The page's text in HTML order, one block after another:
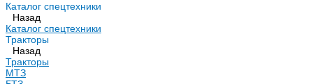
Каталог спецтехники
Назад
Каталог спецтехники
Тракторы
Назад
Тракторы
МТЗ